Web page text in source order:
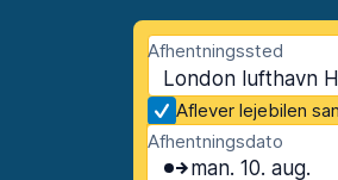
Afhentningssted
London lufthavn
Aflever lejebilen
Afhentningsdato
man. 10. aug.